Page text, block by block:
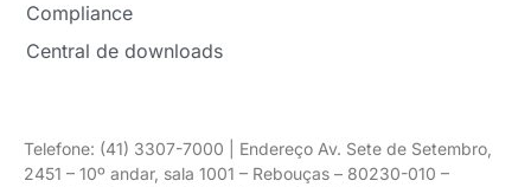
Compliance
Central de downloads
Telefone: (41) 3307-7000 | Endereço Av. Sete de Setembro,
2451 – 10º andar, sala 1001 – Rebouças – 80230-010 –